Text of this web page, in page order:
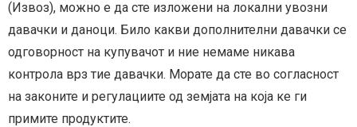
(Извоз), можно е да сте изложени на локални увозни
давачки и даноци. Било какви дополнителни давачки се
одговорност на купувачот и ние немаме никава
контрола врз тие давачки. Морате да сте во согласност
на законите и регулациите од земјата на која ке ги
примите продуктите.